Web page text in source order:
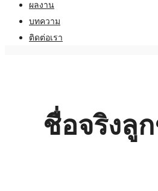
ผลงาน
บทความ
ติดต่อเรา
ชื่อจริงลู